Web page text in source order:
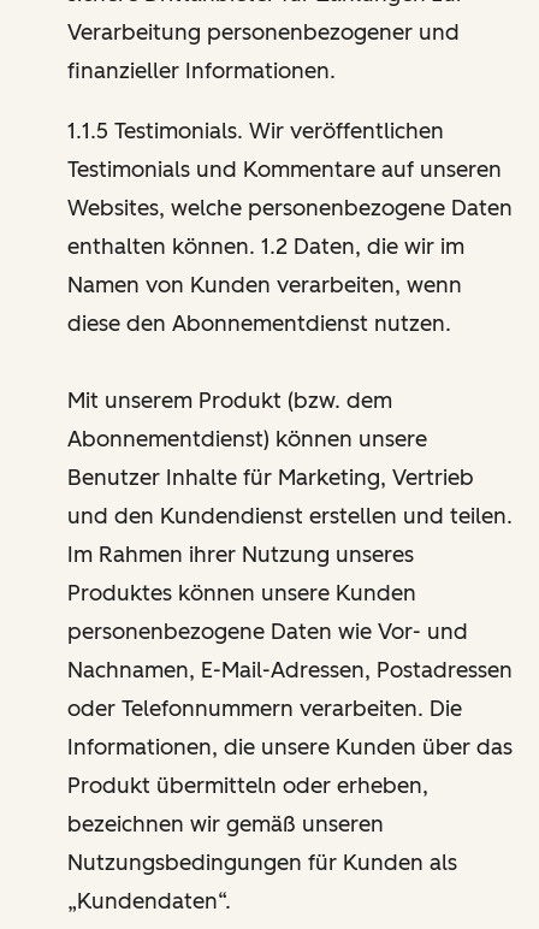
Verarbeitung personenbezogener und
finanzieller Informationen.
1.1.5 Testimonials. Wir veröffentlichen
Testimonials und Kommentare auf unseren
Websites, welche personenbezogene Daten
enthalten können. 1.2 Daten, die wir im
Namen von Kunden verarbeiten, wenn
diese den Abonnementdienst nutzen.
Mit unserem Produkt (bzw. dem
Abonnementdienst) können unsere
Benutzer Inhalte für Marketing, Vertrieb
und den Kundendienst erstellen und teilen.
Im Rahmen ihrer Nutzung unseres
Produktes können unsere Kunden
personenbezogene Daten wie Vor- und
Nachnamen, E-Mail-Adressen, Postadressen
oder Telefonnummern verarbeiten. Die
Informationen, die unsere Kunden über das
Produkt übermitteln oder erheben,
bezeichnen wir gemäß unseren
Nutzungsbedingungen für Kunden als
„Kundendaten“.